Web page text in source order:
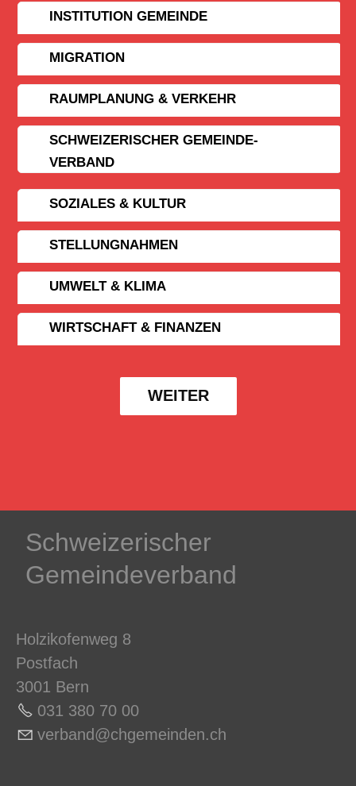
INSTITUTION GEMEINDE
MIGRATION
RAUMPLANUNG & VERKEHR
SCHWEIZERISCHER GEMEINDE­
VERBAND
SOZIALES & KULTUR
STELLUNGNAHMEN
UMWELT & KLIMA
WIRTSCHAFT & FINANZEN
WEITER
Schweizerischer
Gemeindeverband
Holzikofenweg 8
Postfach
3001 Bern
031 380 70 00
v rb nd chg m nd n ch